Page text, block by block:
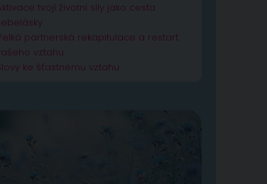
tvojí životní síly jako cesta
partnerská rekapitulace a restart
vztahu
ke šťastnému vztahu